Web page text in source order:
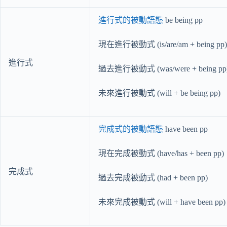
進行式
進行式的被動語態 be being pp
現在進行被動式 (is/are/am + being pp)
過去進行被動式 (was/were + being
未來進行被動式 (will + be being pp)
完成式
完成式的被動語態 have been pp
現在完成被動式 (have/has + been pp)
過去完成被動式 (had + been pp)
未來完成被動式 (will + have been pp)